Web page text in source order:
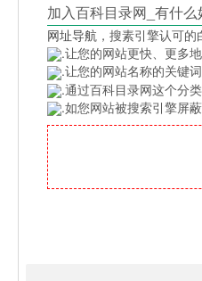
加入百科目录网_有什么
网址导航 ，搜素引擎认可
.让您的网站更快、更多
.让您的网站名称的关键
.通过百科目录网这个分
.如您网站被搜索引擎屏